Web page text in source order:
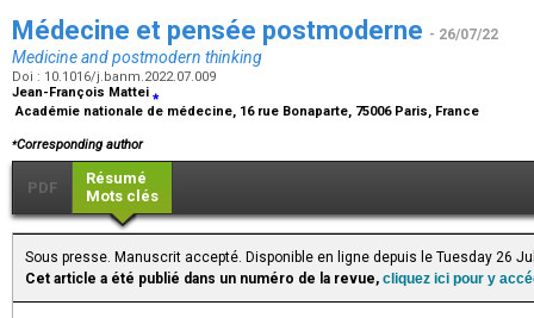
Médecine et pensée postmoderne - 26/07/22
Medicine and postmodern thinking
Doi : 10.1016/j.banm.2022.07.009
Jean-François Mattei ⁎
Académie nationale de médecine, 16 rue Bonaparte, 75006 Paris, France
⁎Corresponding author
PDF
Résumé
Mots clés
Sous presse. Manuscrit accepté. Disponible en ligne depuis le Tuesday 26
Cet article a été publié dans un numéro de la revue, cliquez ici pour y